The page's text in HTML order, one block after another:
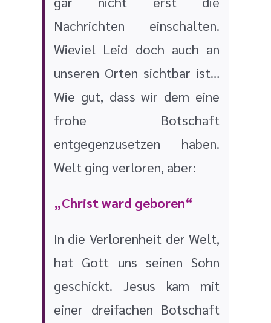
Nachrichten einschalten.
Wieviel Leid doch auch an
unseren Orten sichtbar ist…
Wie gut, dass wir dem eine
frohe Botschaft
entgegenzusetzen haben.
Welt ging verloren, aber:
„Christ ward geboren“
In die Verlorenheit der Welt,
hat Gott uns seinen Sohn
geschickt. Jesus kam mit
einer dreifachen Botschaft